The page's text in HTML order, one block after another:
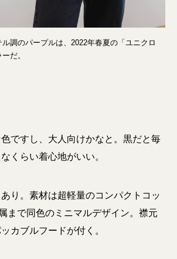
調のパープルは、2022年春夏の「ユニクロ
だ。
ですし、大人向けかなと。黒だと毎
くらい着心地がいい。
り。素材は超軽量のコンパクトコッ
まで同色のミニマルデザイン。襟元
カブルフードが付く。